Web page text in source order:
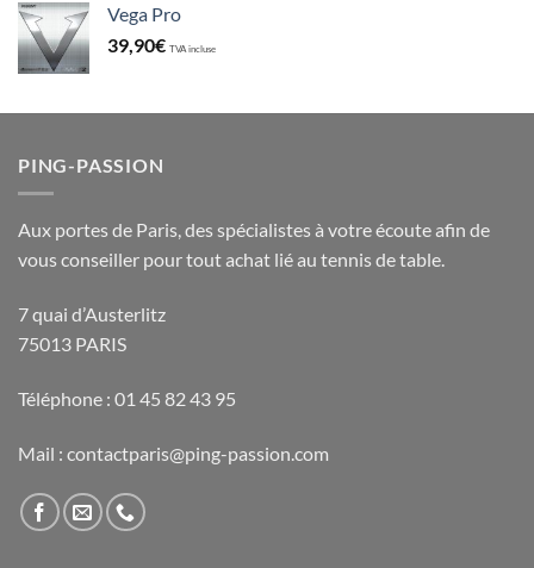
Vega Pro
39,90€ TVA incluse
PING-PASSION
Aux portes de Paris, des spécialistes à votre écoute afin de
vous conseiller pour tout achat lié au tennis de table.
7 quai d’Austerlitz
75013 PARIS
Téléphone : 01 45 82 43 95
Mail : contactparis@ping-passion.com